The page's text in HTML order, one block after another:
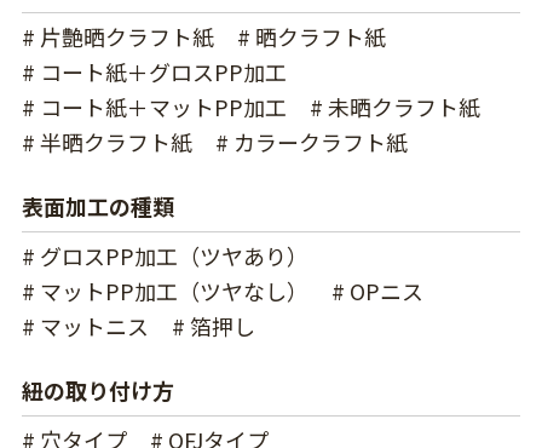
# 片艶晒クラフト紙
# 晒クラフト紙
# コート紙＋グロスPP加工
# コート紙＋マットPP加工
# 未晒クラフト紙
# 半晒クラフト紙
# カラークラフト紙
表面加工の種類
# グロスPP加工（ツヤあり）
# マットPP加工（ツヤなし）
# OPニス
# マットニス
# 箔押し
紐の取り付け方
# 穴タイプ
# OFJタイプ